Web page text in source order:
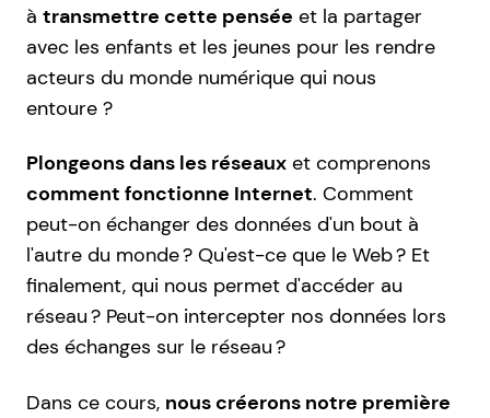
à transmettre cette pensée et la partager
avec les enfants et les jeunes pour les rendre
acteurs du monde numérique qui nous
entoure ?
Plongeons dans les réseaux et comprenons
comment fonctionne Internet. Comment
peut-on échanger des données d'un bout à
l'autre du monde ? Qu'est-ce que le Web ? Et
finalement, qui nous permet d'accéder au
réseau ? Peut-on intercepter nos données lors
des échanges sur le réseau ?
Dans ce cours, nous créerons notre première